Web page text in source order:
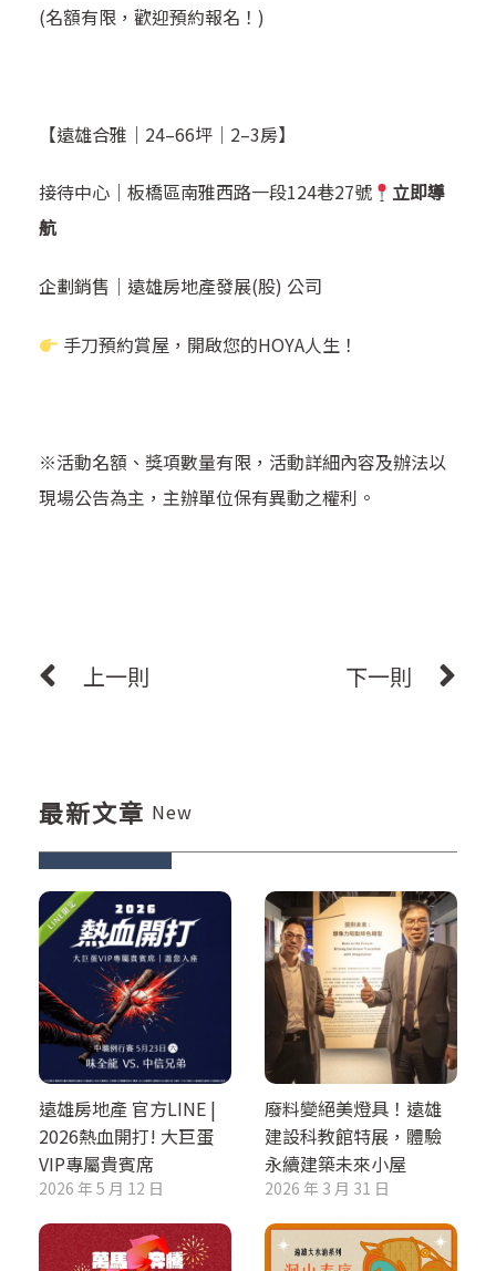
(名額有限，歡迎預約報名！)
【遠雄合雅｜24–66坪｜2–3房】
接待中心｜ 板橋區南雅西路一段124巷27號
立即導
航
企劃銷售｜遠雄房地產發展(股) 公司
手刀預約賞屋，開啟您的HOYA人生！
※活動名額、獎項數量有限，活動詳細內容及辦法以
現場公告為主，主辦單位保有異動之權利。
上一則 下一則
最新文章 New
遠雄房地產 官方LINE |
2026熱血開打! 大巨蛋
VIP專屬貴賓席
2026 年 5 月 12 日
廢料變絕美燈具！遠雄
建設科教館特展，體驗
永續建築未來小屋
2026 年 3 月 31 日